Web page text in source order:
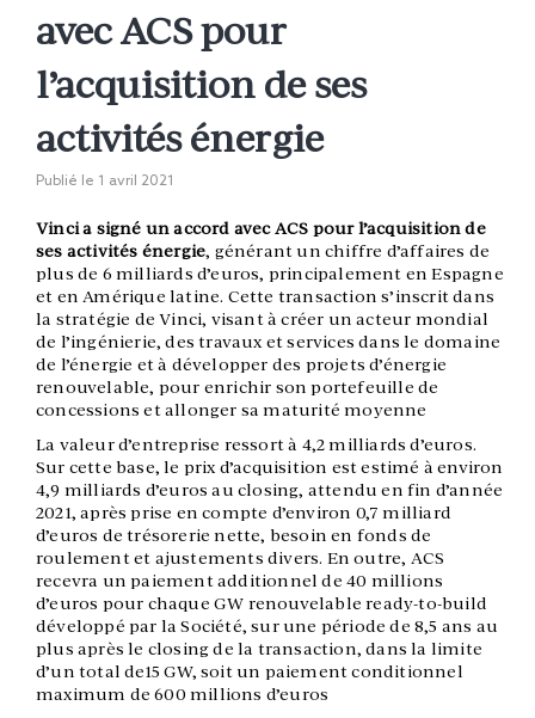
avec ACS pour
l’acquisition de ses
activités énergie
Publié le 1 avril 2021
Vinci a signé un accord avec ACS pour l’acquisition de
ses activités énergie, générant un chiffre d’affaires de
plus de 6 milliards d’euros, principalement en Espagne
et en Amérique latine. Cette transaction s’inscrit dans
la stratégie de Vinci, visant à créer un acteur mondial
de l’ingénierie, des travaux et services dans le domaine
de l’énergie et à développer des projets d’énergie
renouvelable, pour enrichir son portefeuille de
concessions et allonger sa maturité moyenne
La valeur d’entreprise ressort à 4,2 milliards d’euros.
Sur cette base, le prix d’acquisition est estimé à environ
4,9 milliards d’euros au closing, attendu en fin d’année
2021, après prise en compte d’environ 0,7 milliard
d’euros de trésorerie nette, besoin en fonds de
roulement et ajustements divers. En outre, ACS
recevra un paiement additionnel de 40 millions
d’euros pour chaque GW renouvelable ready-to-build
développé par la Société, sur une période de 8,5 ans au
plus après le closing de la transaction, dans la limite
d’un total de15 GW, soit un paiement conditionnel
maximum de 600 millions d’euros